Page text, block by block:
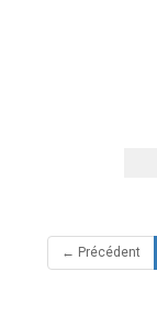
← Précédent